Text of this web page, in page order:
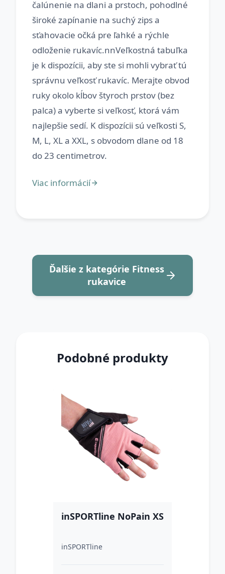
čalúnenie na dlani a prstoch, pohodlné
široké zapínanie na suchý zips a
sťahovacie očká pre ľahké a rýchle
odloženie rukavíc.nnVeľkostná tabuľka
je k dispozícii, aby ste si mohli vybrať tú
správnu veľkosť rukavíc. Merajte obvod
ruky okolo kĺbov štyroch prstov (bez
palca) a vyberte si veľkosť, ktorá vám
najlepšie sedí. K dispozícii sú veľkosti S,
M, L, XL a XXL, s obvodom dlane od 18
Ďalšie z kategórie Fitness
rukavice
Podobné produkty
inSPORTline NoPain XS
inSPORTline